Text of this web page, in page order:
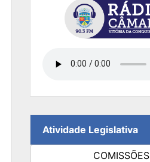
Atividade Legislativa
COMISSÕES